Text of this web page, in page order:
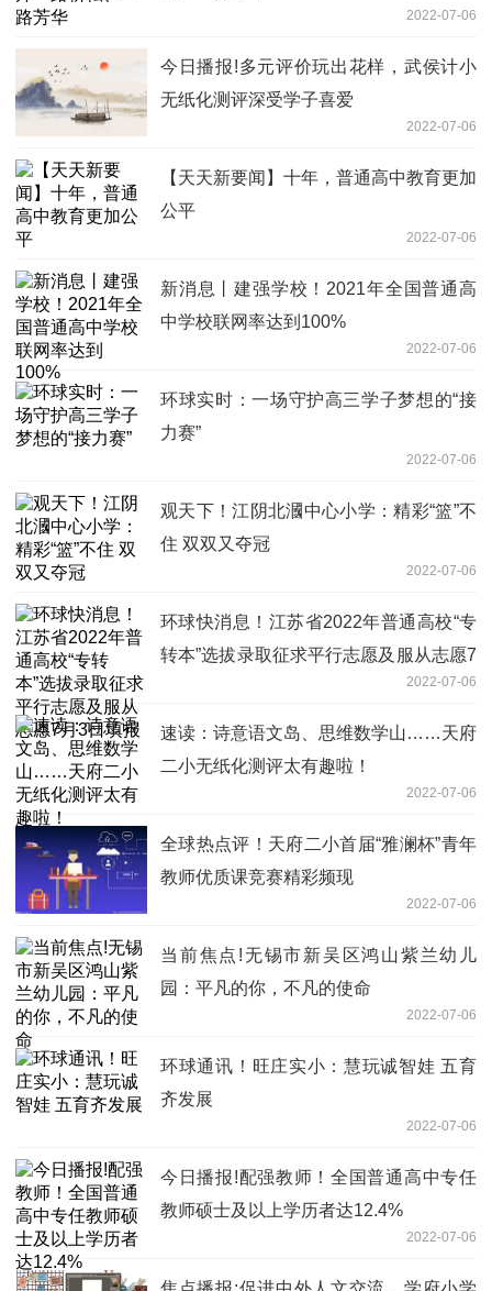
2022-07-06
今日播报!多元评价玩出花样，武侯计小
无纸化测评深受学子喜爱
2022-07-06
【天天新要闻】十年，普通高中教育更加
公平
2022-07-06
新消息丨建强学校！2021年全国普通高
中学校联网率达到100%
2022-07-06
环球实时：一场守护高三学子梦想的“接
力赛”
2022-07-06
观天下！江阴北漍中心小学：精彩“篮”不
住 双双又夺冠
2022-07-06
环球快消息！江苏省2022年普通高校“专
转本”选拔录取征求平行志愿及服从志愿7
2022-07-06
速读：诗意语文岛、思维数学山……天府
二小无纸化测评太有趣啦！
2022-07-06
全球热点评！天府二小首届“雅澜杯”青年
教师优质课竞赛精彩频现
2022-07-06
当前焦点!无锡市新吴区鸿山紫兰幼儿
园：平凡的你，不凡的使命
2022-07-06
环球通讯！旺庄实小：慧玩诚智娃 五育
齐发展
2022-07-06
今日播报!配强教师！全国普通高中专任
教师硕士及以上学历者达12.4%
2022-07-06